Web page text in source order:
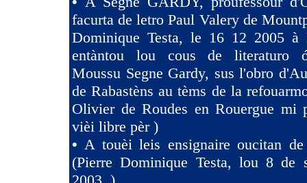
facurta de letro Paul Valery de
Dominique Testa, le 16 12 2005 à
entàntou lou cous de literaturo
Moussu Segne Gardy, sus l'obro
de Rabastèns au tèms de la
Olivier de Roudes en Rouergue mi
vièi libre pèr )
•A touèi leis ensignaire oucitan
(Pierre Dominique Testa, lou 8 de